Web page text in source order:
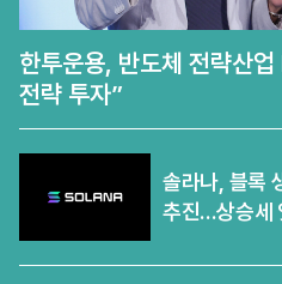
한투운용, 반도체 전략산
전략 투자”
솔라나, 블록
추진…상승세